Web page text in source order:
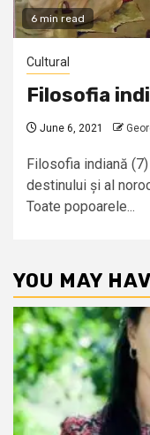
6 min read
Cultural
Filosofia
June 6, 2021
Filosofia indiană
destinului și al
Toate popoarele...
YOU MAY